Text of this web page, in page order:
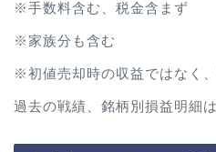
※手数料含む、税金含まず
※家族分も含む
※初値売却時の収益ではなく
過去の戦績、銘柄別損益明細は